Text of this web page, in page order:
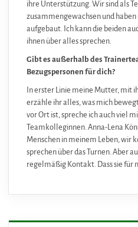
ihre Unterstützung. Wir sind als
zusammengewachsen und
aufgebaut. Ich kann die beiden
ihnen über alles sprechen.
Gibt es außerhalb des
Bezugspersonen für dich?
In erster Linie meine Mutter, mit
erzähle ihr alles, was mich
vor Ort ist, spreche ich auch viel
Teamkolleginnen. Anna-Lena
Menschen in meinem Leben, wir
sprechen über das Turnen. Aber
regelmäßig Kontakt. Dass sie für